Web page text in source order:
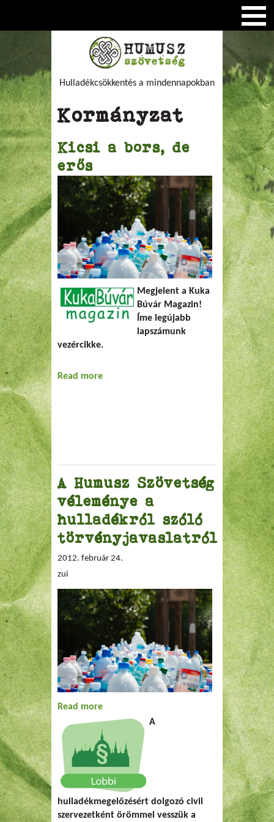
Hulladékcsökkentés a mindennapokban
Kormányzat
Kicsi a bors, de
erős
Megjelent a Kuka
Búvár Magazin!
Íme legújabb
lapszámunk
vezércikke.
Read more
A Humusz Szövetség
véleménye a
hulladékról szóló
törvényjavaslatról
2012. február 24.
zui
Read more about A Humusz Szövetség véleménye a
hulladékról szóló törvényjavaslatról
A
hulladékmegelőzésért dolgozó civil
szervezetként örömmel vesszük a